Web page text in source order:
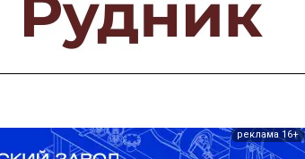
Предприятия и компании
Интервью
Выставки, Конференции
реклама 16+